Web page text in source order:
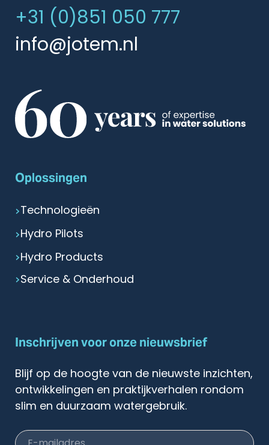
+31 (0)851 050 777
info@jotem.nl
Oplossingen
Technologieën
Hydro Pilots
Hydro Products
Service & Onderhoud
Inschrijven voor onze nieuwsbrief
Blijf op de hoogte van de nieuwste inzichten,
ontwikkelingen en praktijkverhalen rondom
slim en duurzaam watergebruik.
E-mailadres